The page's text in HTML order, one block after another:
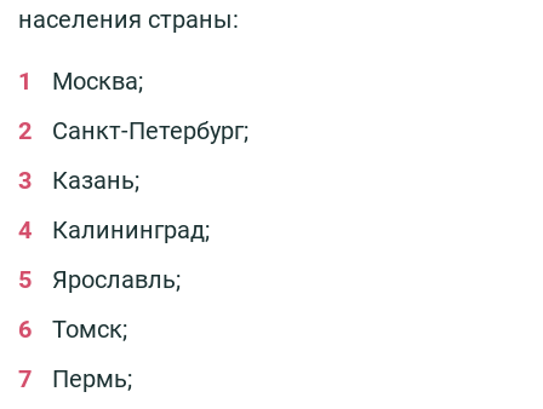
населения страны:
Москва;
Санкт-Петербург;
Казань;
Калининград;
Ярославль;
Томск;
Пермь;